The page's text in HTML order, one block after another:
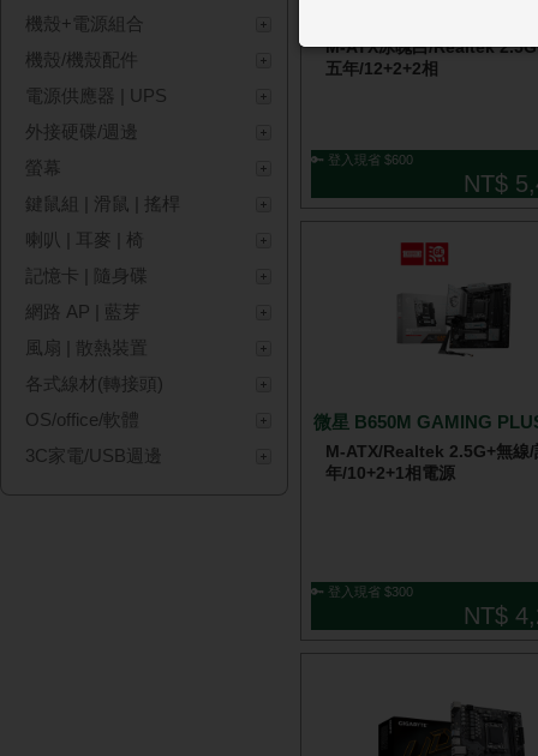
機殼+電源組合
機殼/機殼配件
電源供應器 | UPS
外接硬碟/週邊
螢幕
鍵鼠組 | 滑鼠 | 搖桿
喇叭 | 耳麥 | 椅
記憶卡 | 隨身碟
網路 AP | 藍芽
風扇 | 散熱裝置
各式線材(轉接頭)
OS/office/軟體
3C家電/USB週邊
M-ATX冰魄白/Realtek
五年/12+2+2相
🔑 登入現省 $600
NT$
微星 B650M GAMING
M-ATX/Realtek 2.5G+無線/
年/10+2+1相電源
🔑 登入現省 $300
NT$